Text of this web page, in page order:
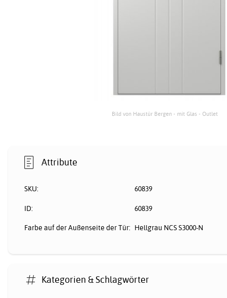
Bild von Haustür Bergen - mit Glas - Outlet
Attribute
SKU: 60839
ID: 60839
Farbe auf der Außenseite der Tür: Hellgrau NCS S3000-N
Kategorien & Schlagwörter